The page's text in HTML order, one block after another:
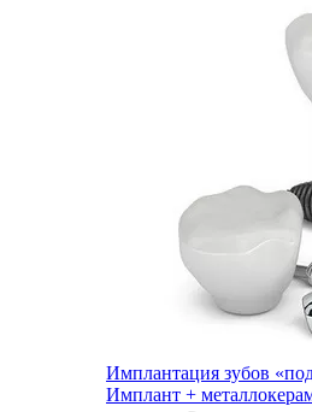
Имплантация зубов
Имплант +